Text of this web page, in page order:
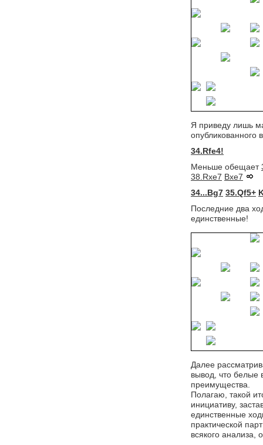
Я приведу лишь
опубликованного
34.Rfe4!
Меньше обещает
38.Rxe7 Bxe7
34...Bg7 35.Qf5+
Последние два
единственные!
Далее
вывод, что белые
преимущества.
Полагаю, такой
инициативу,
единственные
практической
всякого анализа,